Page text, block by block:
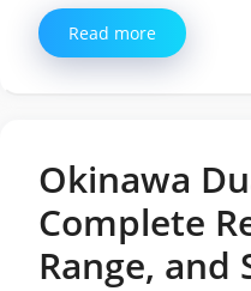
Read more
Okinawa
Complete
Range, and